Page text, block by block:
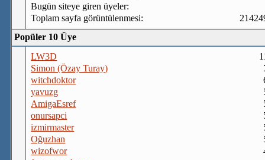
Bugün siteye giren üyeler:
Toplam sayfa görüntülenmesi:
Popüler 10 Üye
LW3D
Simon (Özay Turay)
witchdoktor
yavuzg
AmigaEsref
onursapci
izmirmaster
Oğuzhan
wizofwor